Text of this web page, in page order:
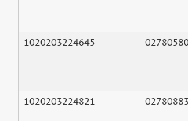
1020203224645
1020203224821